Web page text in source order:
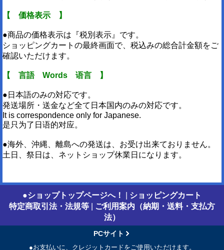
【 価格表示 】
●商品の価格表示は『税別表示』です。
ショッピングカートの最終画面で、税込みの総合計金額をご
確認いただけます。
【 言語 Words 语言 】
●日本語のみの対応です。
発送場所・送金など全て日本国内のみの対応です。
It is correspondence only for Japanese.
是只为了日语的对应。
●海外、沖縄、離島への発送は、お受け出来ておりません。
土日、祭日は、ネットショップ休業日になります。
●ショップトップページへ！
ショッピングカート
特定商取引法・法規等
ご利用案内（納期・送料・支払方
法）
PCサイト
●お支払いに、クレジットカードをご使用いただけます。